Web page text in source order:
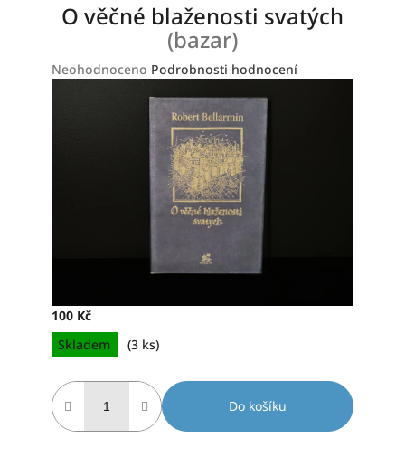
O věčné blaženosti svatých
(bazar)
Průměrné
Neohodnoceno Podrobnosti hodnocení
100 Kč
Měrná
cena:
Skladem (3 ks)
Do košíku